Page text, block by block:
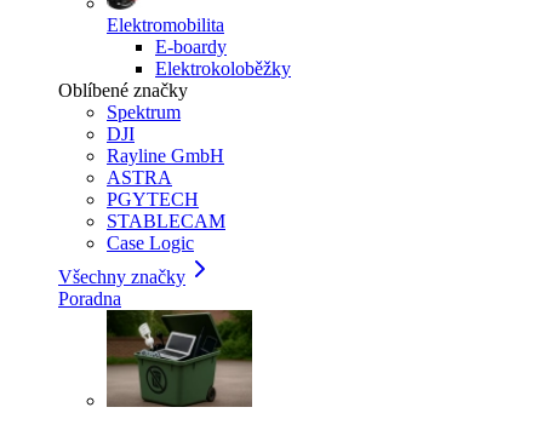
Elektromobilita
E-boardy
Elektrokoloběžky
Oblíbené značky
Spektrum
DJI
Rayline GmbH
ASTRA
PGYTECH
STABLECAM
Case Logic
Všechny značky
Poradna